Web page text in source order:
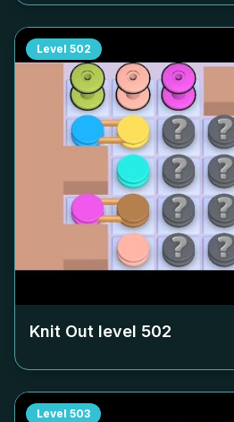
Level 502
Knit Out level 502
Level 503